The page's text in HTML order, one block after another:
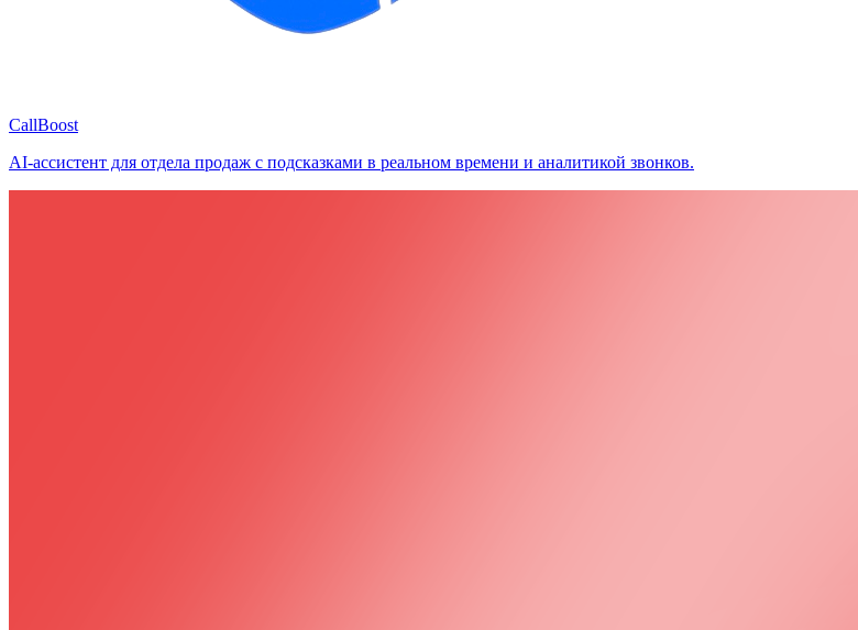
CallBoost
AI-ассистент для отдела продаж с подсказками в реальном времени и аналитикой звонков.